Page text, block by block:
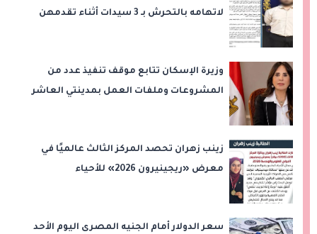
لاتهامه بالتحرش بـ 3 سيدات أثناء تقدمهن
وزيرة الإسكان تتابع موقف تنفيذ عدد من
المشروعات وملفات العمل بمدينتي العاشر
زينب زهران تحصد المركز الثالث عالميًا في
معرض «ريجينيرون 2026» للأحياء
سعر الدولار أمام الجنيه المصرى اليوم الأحد